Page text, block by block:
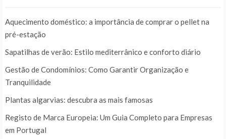
Aquecimento doméstico: a importância de comprar o pellet na
pré-estação
Sapatilhas de verão: Estilo mediterrânico e conforto diário
Gestão de Condomínios: Como Garantir Organização e
Tranquilidade
Plantas algarvias: descubra as mais famosas
Registo de Marca Europeia: Um Guia Completo para Empresas
em Portugal